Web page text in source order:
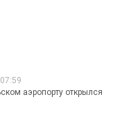
аэропорту открылся